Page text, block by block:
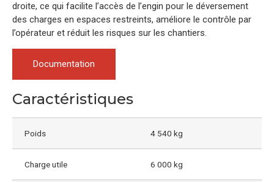
droite, ce qui facilite l’accès de l’engin pour le déversement
des charges en espaces restreints, améliore le contrôle par
l’opérateur et réduit les risques sur les chantiers.
Documentation
Caractéristiques
Poids 4 540 kg
Charge utile 6 000 kg